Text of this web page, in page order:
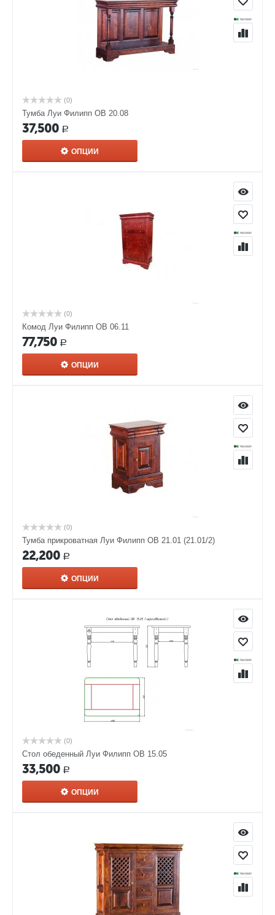
(0)
Тумба Луи Филипп ОВ 20.08
37,500 Р
ОПЦИИ
(0)
Комод Луи Филипп ОВ 06.11
77,750 Р
ОПЦИИ
(0)
Тумба прикроватная Луи Филипп ОВ 21.01 (21.01/2)
22,200 Р
ОПЦИИ
(0)
Стол обеденный Луи Филипп ОВ 15.05
33,500 Р
ОПЦИИ